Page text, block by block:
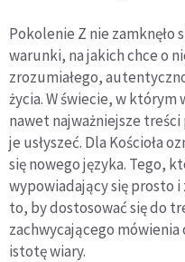
Pokolenie Z nie zamknęło
warunki, na jakich chce o
zrozumiałego,
życia. W świecie, w
nawet najważniejsze
je usłyszeć. Dla Kościoła
się nowego języka. Tego,
wypowiadający się prosto i
to, by dostosować się do
zachwycającego mówienia
istotę wiary.